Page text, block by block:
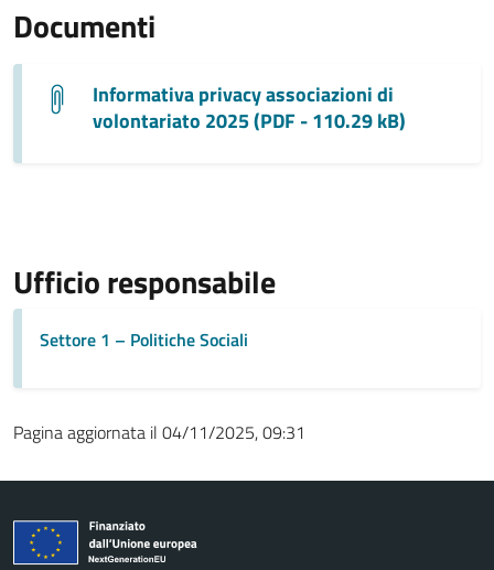
Documenti
Informativa privacy associazioni di
volontariato 2025 (PDF - 110.29 kB)
Ufficio responsabile
Settore 1 – Politiche Sociali
Pagina aggiornata il 04/11/2025, 09:31